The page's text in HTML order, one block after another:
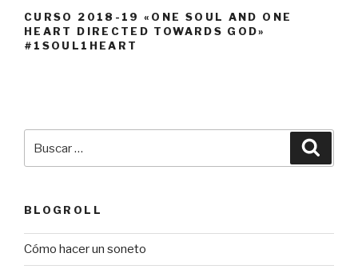
CURSO 2018-19 «ONE SOUL AND ONE
HEART DIRECTED TOWARDS GOD»
#1SOUL1HEART
por:
BLOGROLL
Cómo hacer un soneto